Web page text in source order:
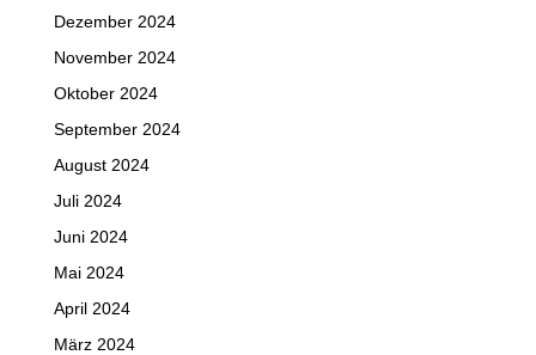
Dezember 2024
November 2024
Oktober 2024
September 2024
August 2024
Juli 2024
Juni 2024
Mai 2024
April 2024
März 2024